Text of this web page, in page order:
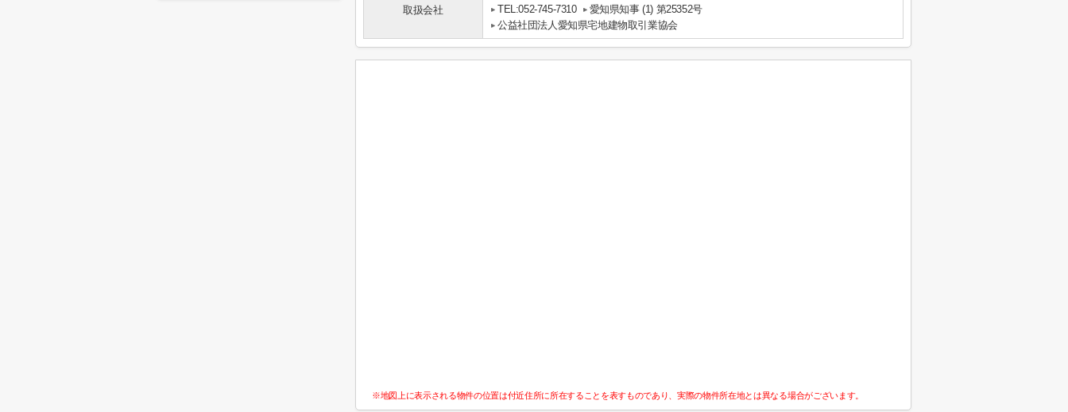
取扱会社
TEL:052-745-7310
愛知県知事 (1) 第25352号
公益社団法人愛知県宅地建物取引業協会
※地図上に表示される物件の位置は付近住所に所在することを表すものであり、実際の物件所在地とは異なる場合がございます。